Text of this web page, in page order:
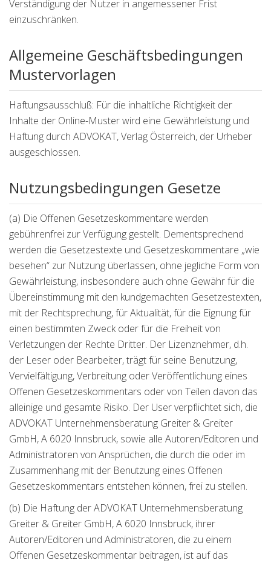
Verständigung der Nutzer in angemessener Frist
einzuschränken.
Allgemeine Geschäftsbedingungen
Mustervorlagen
Haftungsausschluß: Für die inhaltliche Richtigkeit der
Inhalte der Online-Muster wird eine Gewährleistung und
Haftung durch ADVOKAT, Verlag Österreich, der Urheber
ausgeschlossen.
Nutzungsbedingungen Gesetze
(a) Die Offenen Gesetzeskommentare werden
gebührenfrei zur Verfügung gestellt. Dementsprechend
werden die Gesetzestexte und Gesetzeskommentare „wie
besehen“ zur Nutzung überlassen, ohne jegliche Form von
Gewährleistung, insbesondere auch ohne Gewähr für die
Übereinstimmung mit den kundgemachten Gesetzestexten,
mit der Rechtsprechung, für Aktualität, für die Eignung für
einen bestimmten Zweck oder für die Freiheit von
Verletzungen der Rechte Dritter. Der Lizenznehmer, d.h.
der Leser oder Bearbeiter, trägt für seine Benutzung,
Vervielfältigung, Verbreitung oder Veröffentlichung eines
Offenen Gesetzeskommentars oder von Teilen davon das
alleinige und gesamte Risiko. Der User verpflichtet sich, die
ADVOKAT Unternehmensberatung Greiter & Greiter
GmbH, A 6020 Innsbruck, sowie alle Autoren/Editoren und
Administratoren von Ansprüchen, die durch die oder im
Zusammenhang mit der Benutzung eines Offenen
Gesetzeskommentars entstehen können, frei zu stellen.
(b) Die Haftung der ADVOKAT Unternehmensberatung
Greiter & Greiter GmbH, A 6020 Innsbruck, ihrer
Autoren/Editoren und Administratoren, die zu einem
Offenen Gesetzeskommentar beitragen, ist auf das